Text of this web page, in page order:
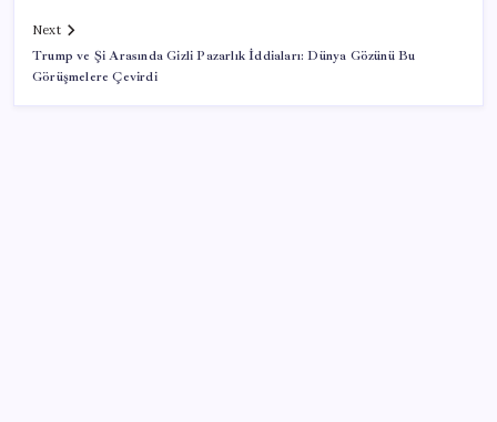
Next
Trump ve Şi Arasında Gizli Pazarlık İddiaları: Dünya Gözünü Bu
Görüşmelere Çevirdi